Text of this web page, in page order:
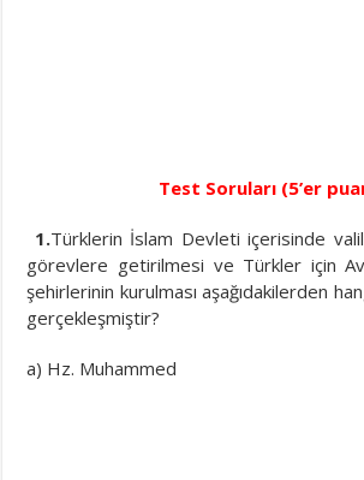
Test Soruları (5’er
1.Türklerin İslam Devleti içerisinde
görevlere getirilmesi ve Türkler için
şehirlerinin kurulması aşağıdakilerden
gerçekleşmiştir?
a) Hz. Muhammed